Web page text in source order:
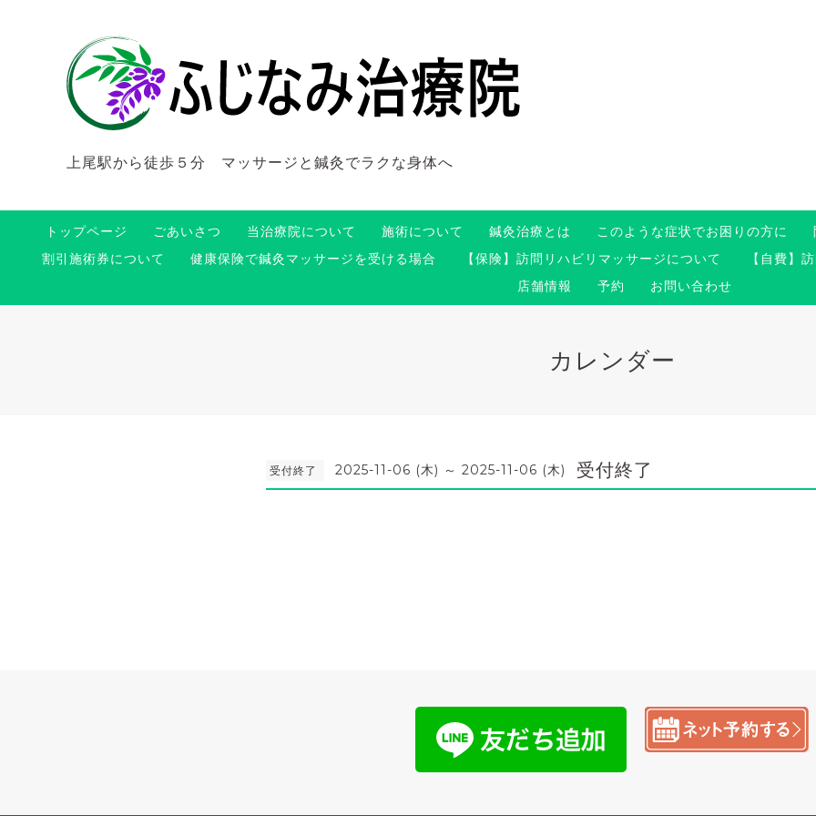
上尾駅から徒歩５分 マッサージと鍼灸でラクな身体へ
トップページ ごあいさつ 当治療院について 施術について 鍼灸治療とは このような症状でお困りの方に
割引施術券について
健康保険で鍼灸マッサージを受ける場合 【保険】訪問リハビリマッサージについて 【自費】
店舗情報
予約 お問い合わせ
カレンダー
受付終了 2025-11-06 (木) ～ 2025-11-06 (木) 受付終了